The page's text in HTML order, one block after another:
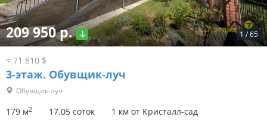
1 /65
209 950 р.
≈ 71 810 $
3-этаж. Обувщик-луч
Обувщик-луч
179 м2 17.05 соток 1 км от Кристалл-сад